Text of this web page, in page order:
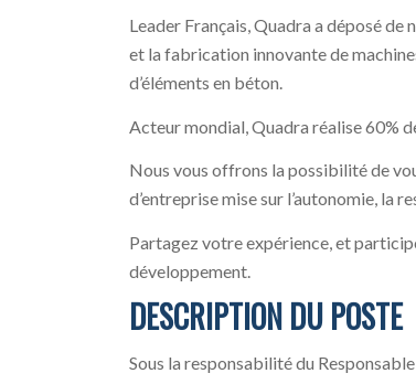
Leader Français, Quadra a déposé
et la fabrication innovante de
d’éléments en béton.
Acteur mondial, Quadra réalise 60%
Nous vous offrons la possibilité de
d’entreprise mise sur l’autonomie, la
Partagez votre expérience, et
développement.
DESCRIPTION DU POSTE
Sous la responsabilité du